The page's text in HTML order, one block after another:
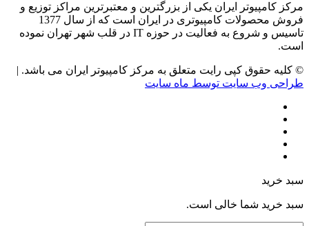
مرکز کامپیوتر ایران یکی از بزرگترین و معتبرترین مراکز توزیع و
فروش محصولات کامپیوتری در ایران است که از سال 1377
تاسیس و شروع به فعالیت در حوزه IT در قلب شهر تهران نموده
است.
© کلیه حقوق کپی رایت متعلق به مرکز کامپیوتر ایران می باشد. |
طراحی وب سایت توسط ماه سایت
سبد خرید
سبد خرید شما خالی است.